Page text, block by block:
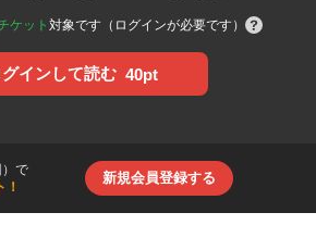
ケット 対象です（ログインが必要です）
グインして読む 40pt
で
新規会員登録する